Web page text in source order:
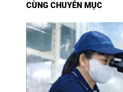
CÙNG CHUYÊN MỤC